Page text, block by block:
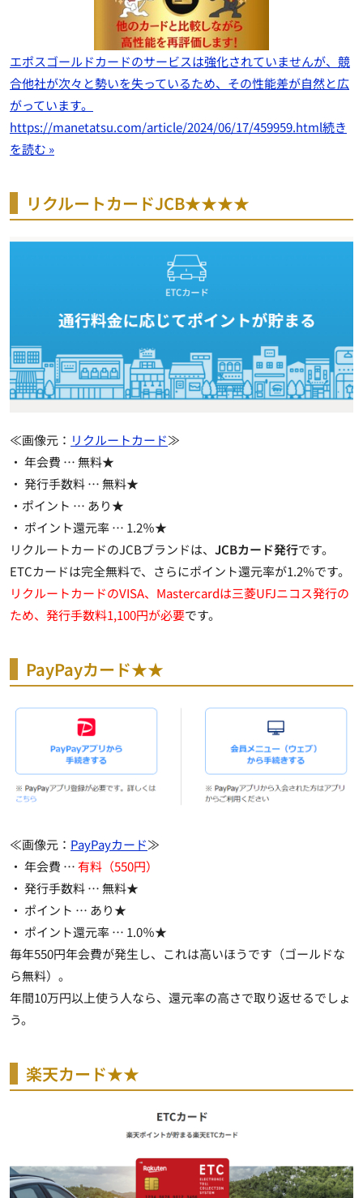
エポスゴールドカードのサービスは強化されていませんが、競
合他社が次々と勢いを失っているため、その性能差が自然と広
がっています。
https://manetatsu.com/article/2024/06/17/459959.html続き
を読む »
リクルートカードJCB★★★★
≪画像元： リクルートカード≫
・ 年会費 …無料★
・ 発行手数料 …無料★
・ポイント … あり★
・ ポイント還元率 … 1.2％★
リクルートカードのJCBブランドは、 JCBカード発行です。
ETCカードは完全無料で、さらにポイント還元率が1.2%です。
リクルートカードのVISA、Mastercardは三菱UFJニコス発行の
ため、発行手数料1,100円が必要です。
PayPayカード★★
≪画像元： PayPayカード≫
・ 年会費 …有料（550円）
・ 発行手数料 …無料★
・ ポイント … あり★
・ ポイント還元率 … 1.0％★
毎年550円年会費が発生し、これは高いほうです（ゴールドな
ら無料）。
年間10万円以上使う人なら、還元率の高さで取り返せるでしょ
う。
楽天カード★★